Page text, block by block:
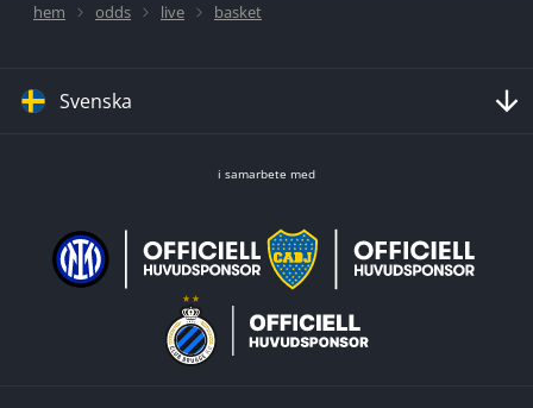
hem odds live basket
Svenska
i samarbete med